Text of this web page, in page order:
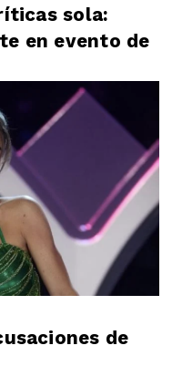
sola:
en evento de
de